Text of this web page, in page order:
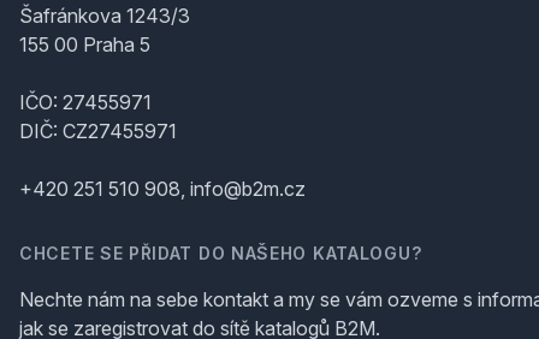
Šafránkova 1243/3
155 00 Praha 5
IČO: 27455971
DIČ: CZ27455971
+420 251 510 908, info@b2m.cz
CHCETE SE PŘIDAT DO NAŠEHO KATALOGU?
Nechte nám na sebe kontakt a my se vám ozveme s
jak se zaregistrovat do sítě katalogů B2M.